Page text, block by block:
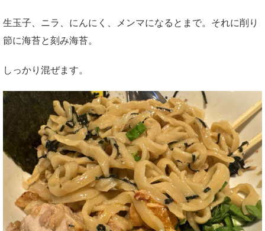
生玉子、ニラ、にんにく、メンマになるとまで。それに削り
節に海苔と刻み海苔。
しっかり混ぜます。